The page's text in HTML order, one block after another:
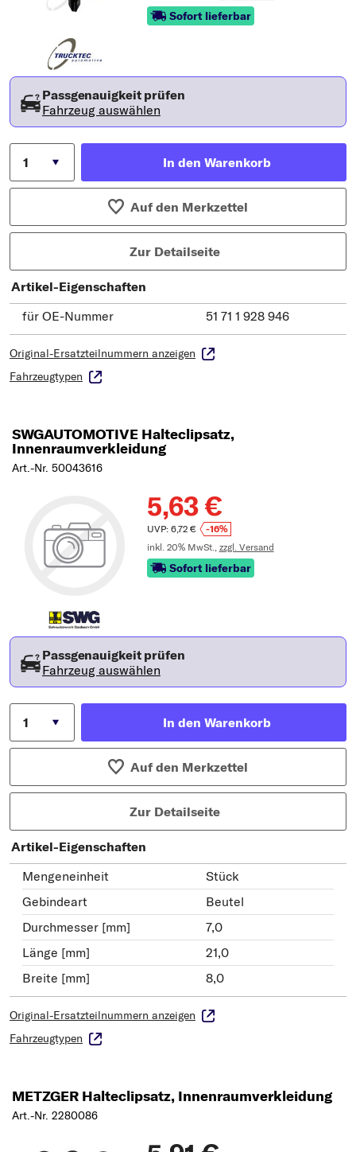
Sofort lieferbar
Passgenauigkeit prüfen
Fahrzeug auswählen
In den Warenkorb
Auf den Merkzettel
Zur Detailseite
Artikel-Eigenschaften
für OE-Nummer
51 71 1 928 946
Original-Ersatzteilnummern anzeigen
Fahrzeugtypen
SWGAUTOMOTIVE Halteclipsatz,
Innenraumverkleidung
Art.-Nr. 50043616
5,63 €
UVP: 6,72 €
-16%
inkl. 20% MwSt., zzgl. Versand
Sofort lieferbar
Passgenauigkeit prüfen
Fahrzeug auswählen
In den Warenkorb
Auf den Merkzettel
Zur Detailseite
Artikel-Eigenschaften
Mengeneinheit
Stück
Gebindeart
Beutel
Durchmesser [mm]
7,0
Länge [mm]
21,0
Breite [mm]
8,0
Original-Ersatzteilnummern anzeigen
Fahrzeugtypen
METZGER Halteclipsatz, Innenraumverkleidung
Art.-Nr. 2280086